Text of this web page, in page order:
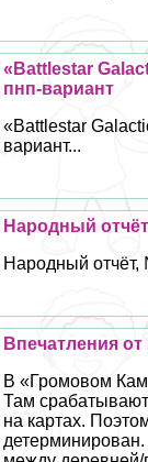
«Battlestar
пнп-вариант
«Battlestar
вариант...
Народный
Народный
Впечатления
В «Громовом
Там
на картах.